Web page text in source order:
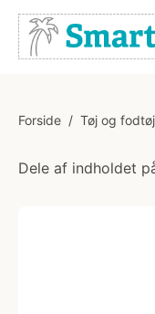
Forside / Tøj og fodtøj
Dele af indholdet